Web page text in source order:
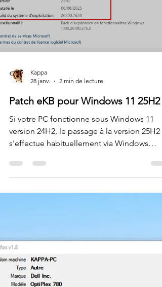
l’optimisation RAMagic vous disposerez
d'un multitâche beaucoup plus fluide, des
lancements de programmes plus rapides et
des temps de ch
Kappa
Patch eKB pour Windows 11 25H2
Si votre PC fonctionne sous Windows 11
version 24H2, le passage à la version 25H2
Update. Cependant nombreux sont ceux
attendent toujours que le système se
ultra rapide et … étonnante! Nul besoin de
trifouiller l'éditeur de Registre, de faire
à une ISO